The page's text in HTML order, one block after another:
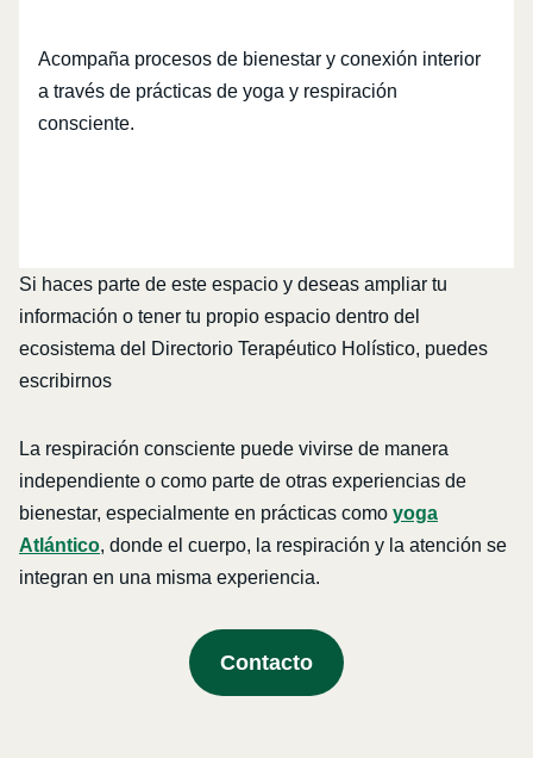
Acompaña procesos de bienestar y conexión interior
a través de prácticas de yoga y respiración
consciente.
Si haces parte de este espacio y deseas ampliar tu
información o tener tu propio espacio dentro del
ecosistema del Directorio Terapéutico Holístico, puedes
escribirnos
La respiración consciente puede vivirse de manera
independiente o como parte de otras experiencias de
bienestar, especialmente en prácticas como yoga
Atlántico, donde el cuerpo, la respiración y la atención se
integran en una misma experiencia.
Contacto